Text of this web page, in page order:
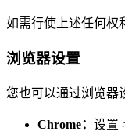
如需行使上述任何权
浏览器设置
您也可以通过浏览器
Chrome： 设置